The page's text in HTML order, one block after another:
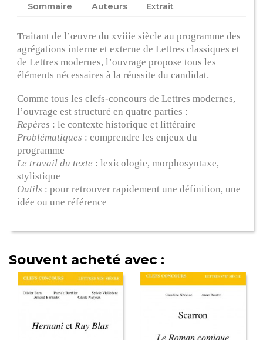
Sommaire
Auteurs Extrait
Traitant de l’œuvre du xviiie siècle au programme des
agrégations interne et externe de Lettres classiques et
de Lettres modernes, l’ouvrage propose tous les
éléments nécessaires à la réussite du candidat.
Comme tous les clefs-concours de Lettres modernes,
l’ouvrage est structuré en quatre parties :
Repères : le contexte historique et littéraire
Problématiques : comprendre les enjeux du
programme
Le travail du texte : lexicologie, morphosyntaxe,
stylistique
Outils : pour retrouver rapidement une définition, une
idée ou une référence
Souvent acheté avec :